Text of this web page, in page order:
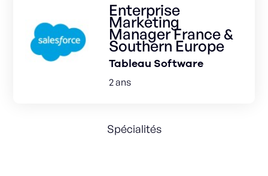
Enterprise
Marketing
Manager France &
Southern Europe
Tableau Software
2 ans
Spécialités